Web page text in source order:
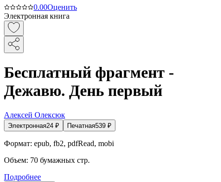
0.00Оценить
Электронная книга
Бесплатный фрагмент -
Дежавю. День первый
Алексей Олексюк
Электронная24 ₽ Печатная539 ₽
Формат: epub, fb2, pdfRead, mobi
Объем: 70 бумажных стр.
Подробнее